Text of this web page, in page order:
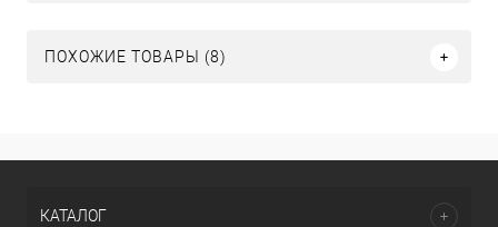
ПОХОЖИЕ ТОВАРЫ (8)
КАТАЛОГ